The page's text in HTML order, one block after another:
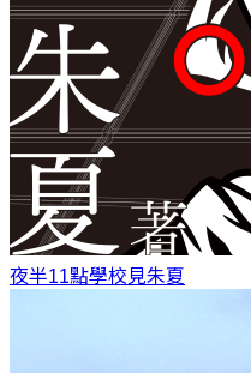
夜半11點學校見朱夏